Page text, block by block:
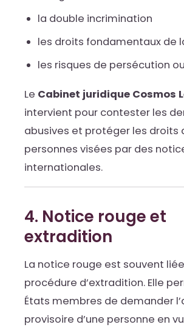
la double incrimination
les droits fondamentaux de
les risques de persécution
Le Cabinet juridique Cosmos
intervient pour contester les
abusives et protéger les droits
personnes visées par des
internationales.
4. Notice rouge et
extradition
La notice rouge est souvent
procédure d’extradition. Elle
États membres de demander
provisoire d’une personne en